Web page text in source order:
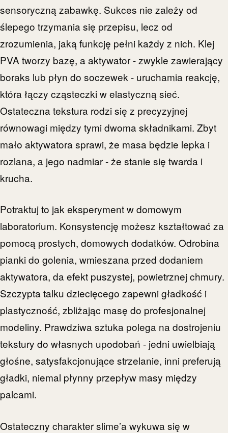
sensoryczną zabawkę. Sukces nie zależy od
ślepego trzymania się przepisu, lecz od
zrozumienia, jaką funkcję pełni każdy z nich. Klej
PVA tworzy bazę, a aktywator - zwykle zawierający
boraks lub płyn do soczewek - uruchamia reakcję,
która łączy cząsteczki w elastyczną sieć.
Ostateczna tekstura rodzi się z precyzyjnej
równowagi między tymi dwoma składnikami. Zbyt
mało aktywatora sprawi, że masa będzie lepka i
rozlana, a jego nadmiar - że stanie się twarda i
krucha.
Potraktuj to jak eksperyment w domowym
laboratorium. Konsystencję możesz kształtować za
pomocą prostych, domowych dodatków. Odrobina
pianki do golenia, wmieszana przed dodaniem
aktywatora, da efekt puszystej, powietrznej chmury.
Szczypta talku dziecięcego zapewni gładkość i
plastyczność, zbliżając masę do profesjonalnej
modeliny. Prawdziwa sztuka polega na dostrojeniu
tekstury do własnych upodobań - jedni uwielbiają
głośne, satysfakcjonujące strzelanie, inni preferują
gładki, niemal płynny przepływ masy między
palcami.
Ostateczny charakter slime’a wykuwa się w